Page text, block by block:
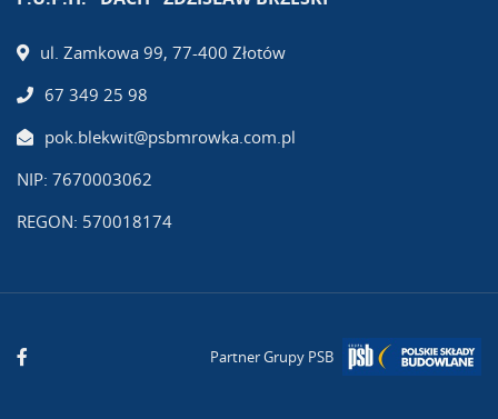
ul. Zamkowa 99, 77-400 Złotów
67 349 25 98
pok.blekwit@psbmrowka.com.pl
NIP: 7670003062
REGON: 570018174
Partner Grupy PSB